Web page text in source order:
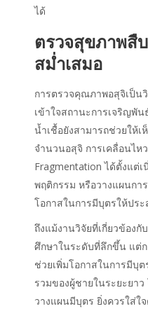
ได้
ตรวจสุขภาพสื
สม่ำเสมอ
การตรวจคุณภาพอสุจิเป็น
เข้าใจสถานะการเจริญพัน
น้ำเชื้อยังสามารถช่วยให้
จำนวนอสุจิ การเคลื่อนไห
Fragmentation ได้ตั้งแต่
พฤติกรรม หรือวางแผนกา
โอกาสในการมีบุตรให้ประ
ถึงแม้งานวิจัยที่เกี่ยวข้องกั
ศึกษาในระดับที่ลึกขึ้น แต่
ช่วยเพิ่มโอกาสในการมีบุ
รวมของผู้ชายในระยะยา
วางแผนมีบุตร ยิ่งควรใส่ใ